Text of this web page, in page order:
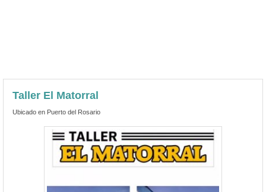
Taller El Matorral
Ubicado en Puerto del Rosario